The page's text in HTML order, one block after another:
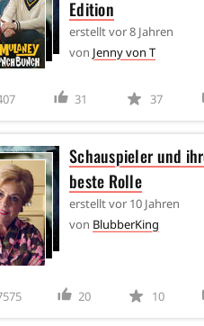
Edition
erstelltvor 8 Jahren
von Jenny von T
31 37
Schauspieler und
beste Rolle
erstelltvor 10 Jahren
von BlubberKing
20 10